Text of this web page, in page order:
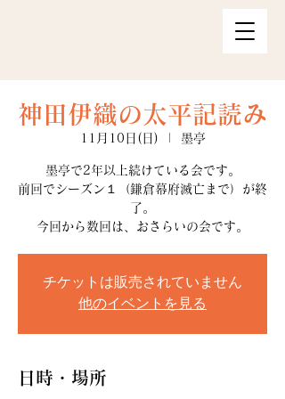
神田伊織の太平記読み
11月10日(日) 墨亭
墨亭で2年以上続けている会です。
前回でシーズン１（鎌倉幕府滅亡まで）が終
了。
今回から数回は、おさらいの会です。
チケットは販売されていません
他のイベントを見る
日時・場所